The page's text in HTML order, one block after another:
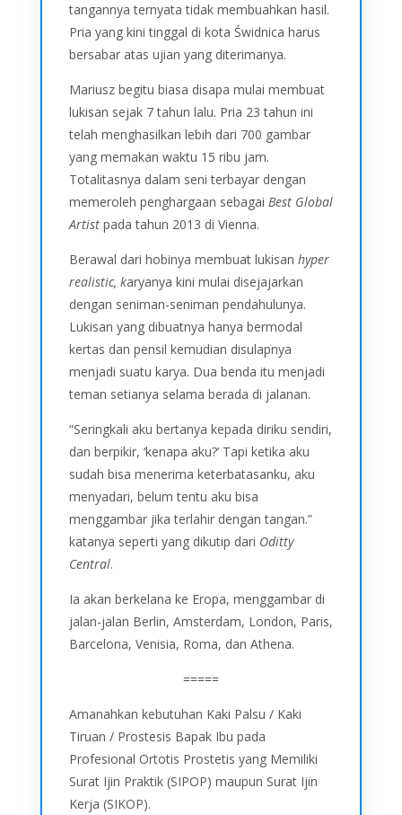
tangannya ternyata tidak membuahkan hasil.
Pria yang kini tinggal di kota Świdnica harus
bersabar atas ujian yang diterimanya.
Mariusz begitu biasa disapa mulai membuat
lukisan sejak 7 tahun lalu. Pria 23 tahun ini
telah menghasilkan lebih dari 700 gambar
yang memakan waktu 15 ribu jam.
Totalitasnya dalam seni terbayar dengan
memeroleh penghargaan sebagai Best Global
Artistpada tahun 2013 di Vienna.
Berawal dari hobinya membuat lukisan hyper
realistic, karyanya kini mulai disejajarkan
dengan seniman-seniman pendahulunya.
Lukisan yang dibuatnya hanya bermodal
kertas dan pensil kemudian disulapnya
menjadi suatu karya. Dua benda itu menjadi
teman setianya selama berada di jalanan.
“Seringkali aku bertanya kepada diriku sendiri,
dan berpikir, ‘kenapa aku?’ Tapi ketika aku
sudah bisa menerima keterbatasanku, aku
menyadari, belum tentu aku bisa
menggambar jika terlahir dengan tangan.”
katanya seperti yang dikutip dari Oditty
Central.
Ia akan berkelana ke Eropa, menggambar di
jalan-jalan Berlin, Amsterdam, London, Paris,
Barcelona, Venisia, Roma, dan Athena.
=====
Amanahkan kebutuhan Kaki Palsu / Kaki
Tiruan / Prostesis Bapak Ibu pada
Profesional Ortotis Prostetis yang Memiliki
Surat Ijin Praktik (SIPOP) maupun Surat Ijin
Kerja (SIKOP).